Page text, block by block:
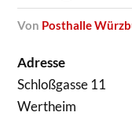
von Posthalle
Adresse
Schloßgasse 11
Wertheim